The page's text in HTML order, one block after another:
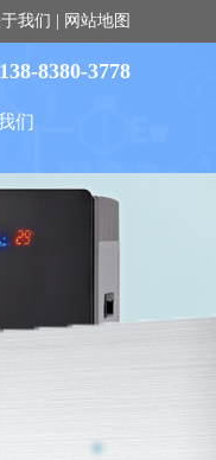
我们 网站地图
8380-3778
们